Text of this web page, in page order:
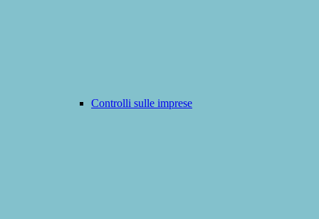
Controlli sulle imprese